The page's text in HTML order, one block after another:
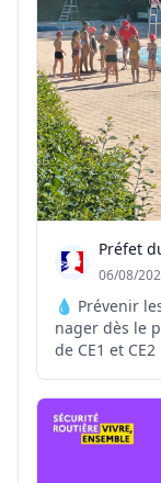
Préfet
06/08/
💧 Prévenir
nager dès le plus jeune
de CE1 et
Financée en
cette initiative